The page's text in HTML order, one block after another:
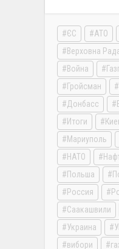
ЄС АТО
Верховна
Война
Гройсман
Донбасс
Итоги
Мариуполь
НАТО
Польша
Россия
Саакашвили
Украина
вибори